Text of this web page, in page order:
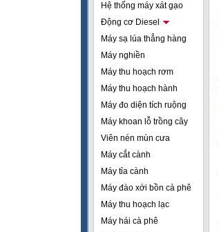
Hệ thống máy xát gạo
Động cơ Diesel
Máy sạ lúa thẳng hàng
Máy nghiền
Máy thu hoạch rơm
Máy thu hoạch hành
Máy đo diện tích ruộng
Máy khoan lỗ trồng cây
Viên nén mùn cưa
Máy cắt cành
Máy tỉa cành
Máy đào xới bồn cà phê
Máy thu hoạch lạc
Máy hái cà phê